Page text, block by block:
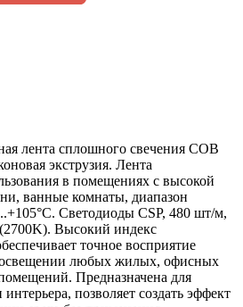
лента сплошного свечения COB
экструзия. Лента
в помещениях с высокой
ванные комнаты, диапазон
Светодиоды CSP, 480 шт/м,
(2700K). Высокий индекс
точное восприятие
освещении любых жилых, офисных
Предназначена для
позволяет создать эффект